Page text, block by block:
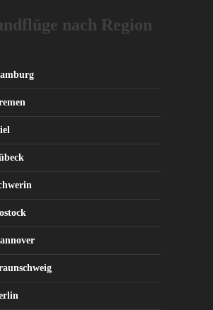
nach Region